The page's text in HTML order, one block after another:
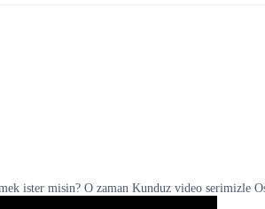
ister misin? O zaman Kunduz video serimizle